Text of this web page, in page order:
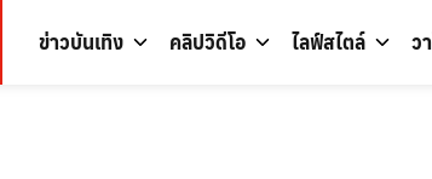
ข่าวบันเทิง คลิปวิดีโอ ไลฟ์สไตล์ ว